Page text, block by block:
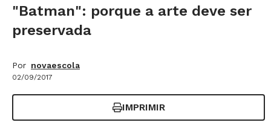
"Batman": porque a arte deve ser
preservada
Por novaescola
02/09/2017
IMPRIMIR